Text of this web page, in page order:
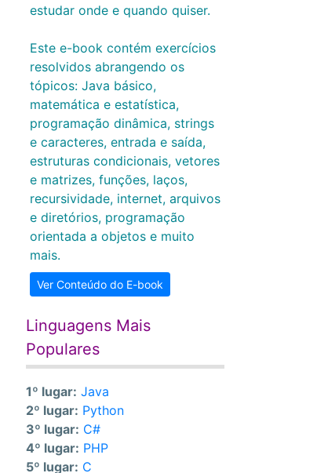
estudar onde e quando quiser.
Este e-book contém exercícios
resolvidos abrangendo os
tópicos: Java básico,
matemática e estatística,
programação dinâmica, strings
e caracteres, entrada e saída,
estruturas condicionais, vetores
e matrizes, funções, laços,
recursividade, internet, arquivos
e diretórios, programação
orientada a objetos e muito
mais.
Ver Conteúdo do E-book
Linguagens Mais
Populares
1º lugar: Java
2º lugar: Python
3º lugar: C#
4º lugar: PHP
5º lugar: C